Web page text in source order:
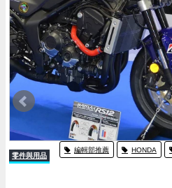
零件與用品
編輯部推薦 HONDA